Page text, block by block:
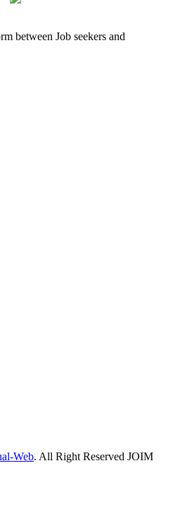
between Job seekers and
Web. All Right Reserved JOIM